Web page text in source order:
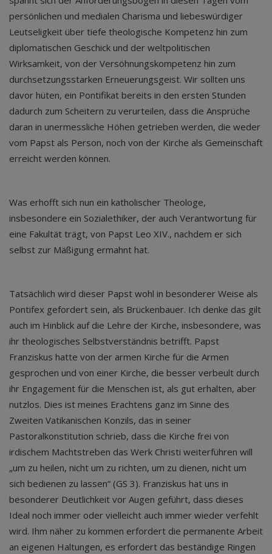
persönlichen und medialen Charisma und liebeswürdiger
Leutseligkeit über tiefe theologische Kompetenz hin zum
diplomatischen Geschick und der weltpolitischen
Wirksamkeit, von der Versöhnungskompetenz hin zum
durchsetzungsstarken Erneuerungsgeist. Wir sollten uns
davor hüten, ein Pontifikat bereits in den ersten Stunden
dadurch zum Scheitern zu verurteilen, dass die Ansprüche
daran in unermessliche Höhen getrieben werden, die weder
vom Papst als Person, noch von der Kirche als Gemeinschaft
erreicht werden können.
Was erhofft sich nun ein katholischer Theologe,
insbesondere ein Sozialethiker, der auch Verantwortung für
eine Fakultät trägt, von Papst Leo XIV., nachdem er sich
selbst zur Mäßigung ermahnt hat.
Tatsächlich wird dieser Papst wohl in besonderer Weise als
Pontifex gefordert sein, als Brückenbauer. Ich denke das gilt
auch im Hinblick auf die Lehre der Kirche, insbesondere, was
ihr theologisches Selbstverständnis betrifft. Papst
Franziskus hatte von der armen Kirche für die Armen
gesprochen und von einer Kirche, die besser verbeult durch
ihr Engagement für die Menschen ist, als gut erhalten, aber
nutzlos. Dies ist meines Erachtens ganz im Sinne des
Zweiten Vatikanischen Konzils, das in seiner
Pastoralkonstitution schrieb, dass die Kirche frei von
irdischem Machtstreben das Werk Christi weiterführen will
„um zu heilen, nicht um zu richten, um zu dienen, nicht um
sich bedienen zu lassen“ (GS 3). Franziskus hat uns in
besonderer Deutlichkeit vor Augen geführt, dass dieses
Ideal noch immer oder vielleicht auch immer wieder verfehlt
wird. Ihm näher zu kommen erfordert die permanente Arbeit
an eigenen Haltungen, es erfordert das beständige Ringen